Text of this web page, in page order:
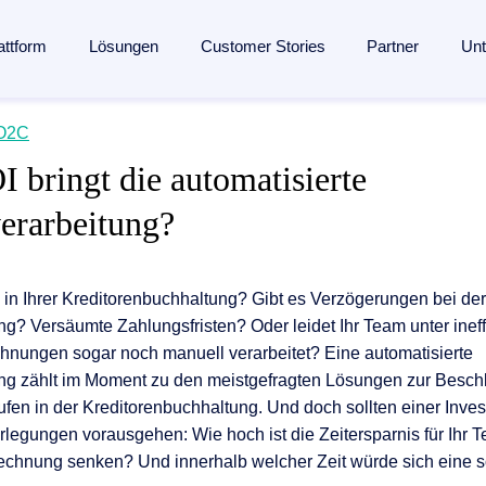
Content Automation
bis zur Archivierung: Eine KI-gestützte Plattform
→
mit SAP
Lösungen
Fertigungsindustrie
Logistik
Gesundheitswesen
Alle Branchen
Customer Stories Partner
Partner finden
Partner Portal
Mitgliedschaften
Blog
Ressourcen
Events
Glossar
The Enterprise Content Show
bringt die automatisierte
Ihrer Kreditorenbuchhaltung? Gibt es Verzögerungen bei der
Versäumte Zahlungsfristen? Oder leidet Ihr Team unter
sogar noch manuell verarbeitet? Eine automatisierte
zählt im Moment zu den meistgefragten Lösungen zur
in der Kreditorenbuchhaltung. Und doch sollten einer
vorausgehen: Wie hoch ist die Zeitersparnis für Ihr
senken? Und innerhalb welcher Zeit würde sich eine